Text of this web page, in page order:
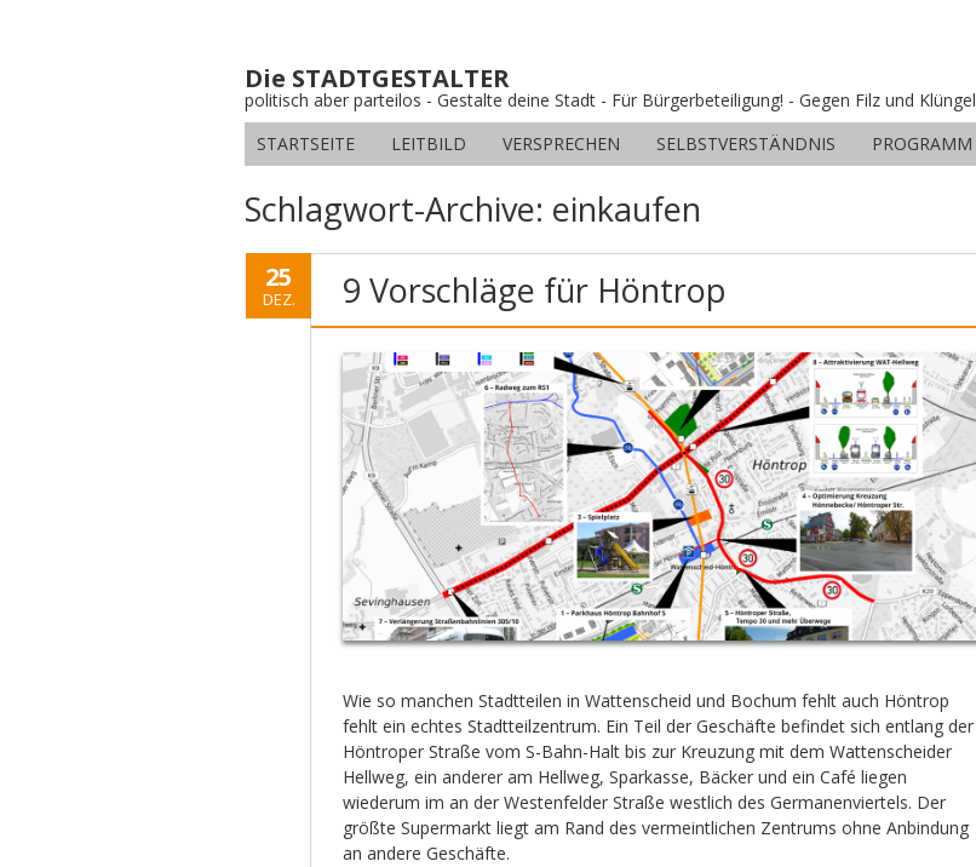
Die STADTGESTALTER
politisch aber parteilos - Gestalte deine Stadt - Für Bürgerbeteiligung! - Gegen Filz und Klüngel
STARTSEITE
LEITBILD VERSPRECHEN SELBSTVERSTÄNDNIS PROGRAMM
Schlagwort-Archive: einkaufen
25
DEZ. 9 Vorschläge für Höntrop
Wie so manchen Stadtteilen in Wattenscheid und Bochum fehlt auch Höntrop
fehlt ein echtes Stadtteilzentrum. Ein Teil der Geschäfte befindet sich entlang der
Höntroper Straße vom S-Bahn-Halt bis zur Kreuzung mit dem Wattenscheider
Hellweg, ein anderer am Hellweg, Sparkasse, Bäcker und ein Café liegen
wiederum im an der Westenfelder Straße westlich des Germanenviertels. Der
größte Supermarkt liegt am Rand des vermeintlichen Zentrums ohne Anbindung
an andere Geschäfte.